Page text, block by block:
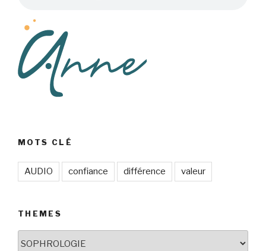
MOTS CLÉ
AUDIO confiance différence valeur
THEMES